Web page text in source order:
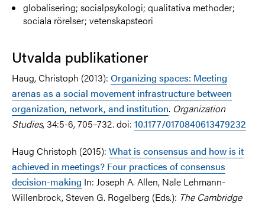
globalisering; socialpsykologi; qualitativa methoder;
sociala rörelser; vetenskapsteori
Utvalda publikationer
Haug, Christoph (2013): Organizing spaces: Meeting
arenas as a social movement infrastructure between
organization, network, and institution. Organization
Studies, 34:5-6, 705–732. doi: 10.1177/0170840613479232
Haug Christoph (2015): What is consensus and how is it
achieved in meetings? Four practices of consensus
decision-making In: Joseph A. Allen, Nale Lehmann-
Willenbrock, Steven G. Rogelberg (Eds.): The Cambridge